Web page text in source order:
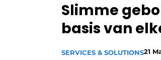
Slimme
basis van
SERVICES & SOLUTIONS21